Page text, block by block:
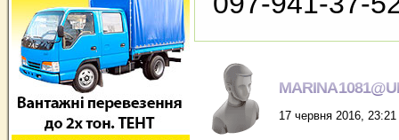
17 червня 2016, 23:21